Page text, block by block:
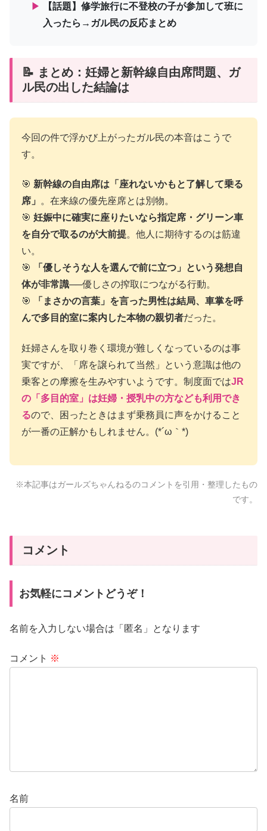
▶
【話題】修学旅行に不登校の子が参加して班に
入ったら→ガル民の反応まとめ
📝 まとめ：妊婦と新幹線自由席問題、ガ
ル民の出した結論は
今回の件で浮かび上がったガル民の本音はこうで
す。
🎯 新幹線の自由席は「座れないかもと了解して乗る
席」
。在来線の優先座席とは別物。
🎯 妊娠中に確実に座りたいなら指定席・グリーン車
を自分で取るのが大前提。他人に期待するのは筋違
い。
🎯
「優しそうな人を選んで前に立つ」という発想自
体が非常識──優しさの搾取につながる行動。
🎯
「まさかの言葉」を言った男性は結局、車掌を呼
んで多目的室に案内した本物の親切者だった。
妊婦さんを取り巻く環境が難しくなっているのは事
実ですが、「席を譲られて当然」という意識は他の
乗客との摩擦を生みやすいようです。制度面ではJR
の「多目的室」は妊婦・授乳中の方なども利用でき
るので、困ったときはまず乗務員に声をかけること
が一番の正解かもしれません。(*´ω｀*)
※本記事はガールズちゃんねるのコメントを引用・整理したもの
です。
コメント
お気軽にコメントどうぞ！
名前を入力しない場合は「匿名」となります
コメント ※
名前